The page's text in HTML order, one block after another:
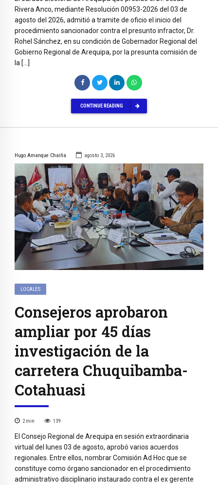
Rivera Anco, mediante Resolución 00953-2026 del 03 de
agosto del 2026, admitió a tramite de oficio el inicio del
procedimiento sancionador contra el presunto infractor, Dr.
Rohel Sánchez, en su condición de Gobernador Regional del
Gobierno Regional de Arequipa, por la presunta comisión de
la […]
CONTINUE READING
Hugo Amanque Chaiña agosto 3, 2026
LOCALES
Consejeros aprobaron
ampliar por 45 días
investigación de la
carretera Chuquibamba-
Cotahuasi
2 min 139
El Consejo Regional de Arequipa en sesión extraordinaria
virtual del lunes 03 de agosto, aprobó varios acuerdos
regionales. Entre ellos, nombrar Comisión Ad Hoc que se
constituye como órgano sancionador en el procedimiento
administrativo disciplinario instaurado contra el ex gerente